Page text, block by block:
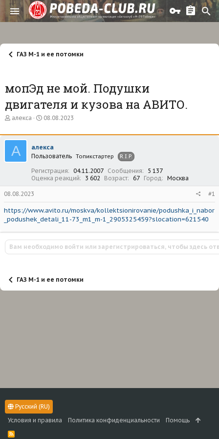
ГАЗ М-1 и ее потомки
мопЭд не мой. Подушки
двигателя и кузова на АВИТО.
А
т
о
р
т
алекса
Д
т
н
а
а
л
а
08.08.2023
А алекса
Пользователь Топикстартер R.I.P.
Регистрация 04.11.2007 Сообщения
5 137
Оценка реакций
3 602 Возраст 67 Город Москва
08.08.2023 #1
https://www.avito.ru/moskva/kollektsionirovanie/podushka_i_nabor
_podushek_detali_11-73_m1_m-1_2905325459?slocation=621540
Вам необходимо войти или зарегистрироваться, чтобы здесь
ГАЗ М-1 и ее потомки
Русский (RU)
Условия и правила
Политика конфиденциальности Помощь
R